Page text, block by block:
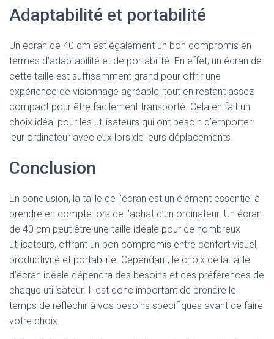
Adaptabilité et portabilité
Un écran de 40 cm est également un bon compromis en
termes d’adaptabilité et de portabilité. En effet, un écran de
cette taille est suffisamment grand pour offrir une
expérience de visionnage agréable, tout en restant assez
compact pour être facilement transporté. Cela en fait un
choix idéal pour les utilisateurs qui ont besoin d’emporter
leur ordinateur avec eux lors de leurs déplacements.
Conclusion
En conclusion, la taille de l’écran est un élément essentiel à
prendre en compte lors de l’achat d’un ordinateur. Un écran
de 40 cm peut être une taille idéale pour de nombreux
utilisateurs, offrant un bon compromis entre confort visuel,
productivité et portabilité. Cependant, le choix de la taille
d’écran idéale dépendra des besoins et des préférences de
chaque utilisateur. Il est donc important de prendre le
temps de réfléchir à vos besoins spécifiques avant de faire
votre choix.